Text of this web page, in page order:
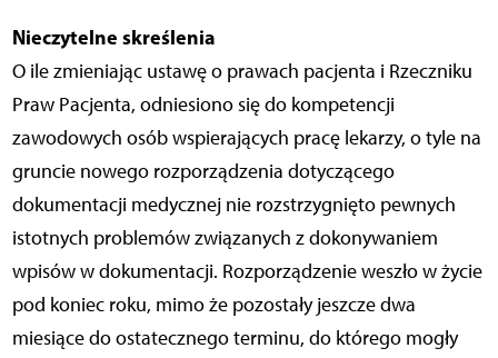
Nieczytelne skreślenia
O ile zmieniając ustawę o prawach pacjenta i Rzeczniku
Praw Pacjenta, odniesiono się do kompetencji
zawodowych osób wspierających pracę lekarzy, o tyle na
gruncie nowego rozporządzenia dotyczącego
dokumentacji medycznej nie rozstrzygnięto pewnych
istotnych problemów związanych z dokonywaniem
wpisów w dokumentacji. Rozporządzenie weszło w życie
pod koniec roku, mimo że pozostały jeszcze dwa
miesiące do ostatecznego terminu, do którego mogły